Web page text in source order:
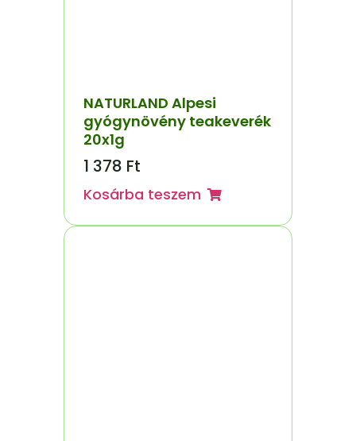
NATURLAND Alpesi
gyógynövény teakeverék
20x1g
1 378 Ft
Kosárba teszem